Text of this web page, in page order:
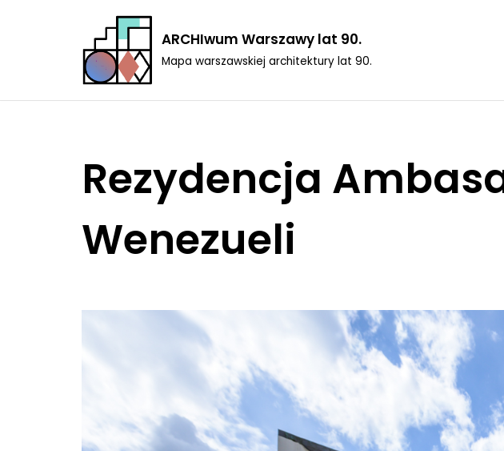
Przejdź
ARCHIwum Warszawy lat 90.
Mapa warszawskiej architektury lat 90.
Rezydencja
Wenezueli